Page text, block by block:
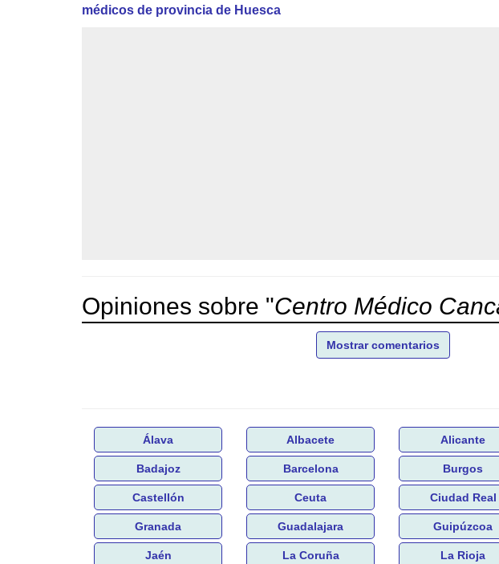
médicos de provincia de Huesca
Opiniones sobre "Centro Médico
Mostrar comentarios
Álava Albacete Alicante
Badajoz Barcelona Burgos
Castellón Ceuta Ciudad Real
Granada Guadalajara Guipúzcoa
Jaén La Coruña La Rioja